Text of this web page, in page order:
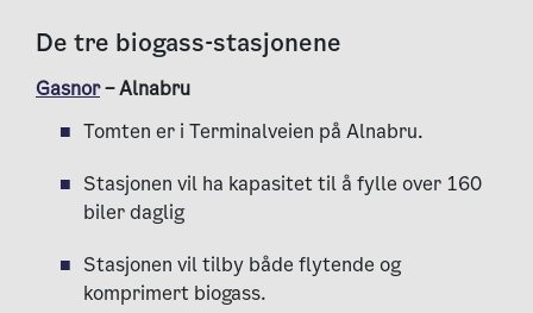
De tre biogass-stasjonene
Gasnor– Alnabru
Tomten er i Terminalveien på Alnabru.
Stasjonen vil ha kapasitet til å fylle over 160
biler daglig
Stasjonen vil tilby både flytende og
komprimert biogass.